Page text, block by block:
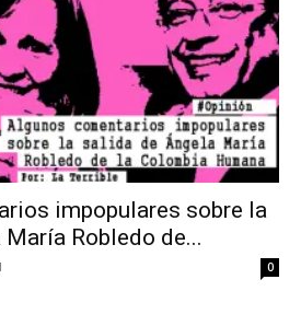
impopulares sobre la
Robledo de...
0